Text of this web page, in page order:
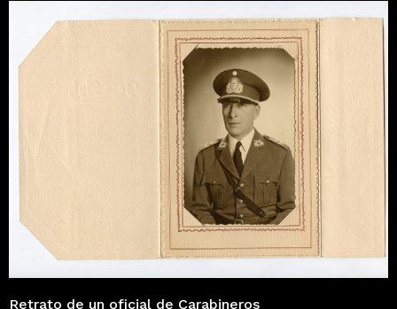
Retrato de un oficial de Carabineros